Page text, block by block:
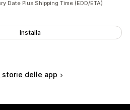
Date Plus Shipping Time (EDD/ETA)
Installa
delle app